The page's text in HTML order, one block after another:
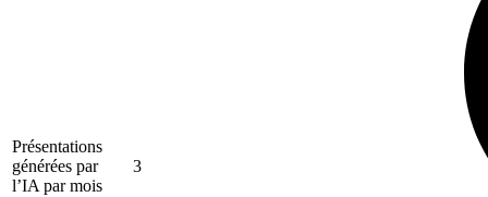
Présentations
générées par
l’IA par mois
3